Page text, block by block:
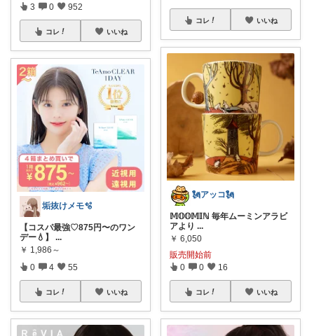
3 0 952
コレ いいね
垢抜けメモ🫧
【コスパ最強♡875円〜のワン
デー💧】 ...
￥ 1,986～
0 4 55
コレ いいね
コレ いいね
🗽アッコ🗽
𝕄𝕆𝕆𝕄𝕀ℕ 毎年ムーミンアラビ
アより ...
￥ 6,050
販売開始前
0 0 16
コレ いいね